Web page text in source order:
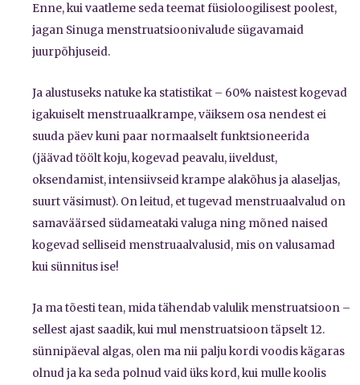
Enne, kui vaatleme seda teemat füsioloogilisest poolest,
jagan Sinuga menstruatsioonivalude sügavamaid
juurpõhjuseid.
Ja alustuseks natuke ka statistikat – 60% naistest kogevad
igakuiselt menstruaalkrampe, väiksem osa nendest ei
suuda päev kuni paar normaalselt funktsioneerida
(jäävad töölt koju, kogevad peavalu, iiveldust,
oksendamist, intensiivseid krampe alakõhus ja alaseljas,
suurt väsimust). On leitud, et tugevad menstruaalvalud on
samaväärsed südameataki valuga ning mõned naised
kogevad selliseid menstruaalvalusid, mis on valusamad
kui sünnitus ise!
Ja ma tõesti tean, mida tähendab valulik menstruatsioon –
sellest ajast saadik, kui mul menstruatsioon täpselt 12.
sünnipäeval algas, olen ma nii palju kordi voodis kägaras
olnud ja ka seda polnud vaid üks kord, kui mulle koolis